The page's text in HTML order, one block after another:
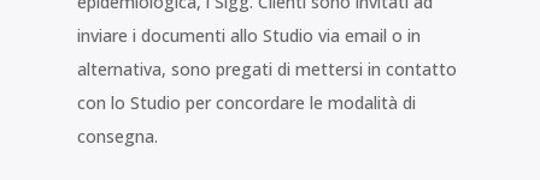
inviare i documenti allo Studio via email o in
alternativa, sono pregati di mettersi in contatto
con lo Studio per concordare le modalità di
consegna.